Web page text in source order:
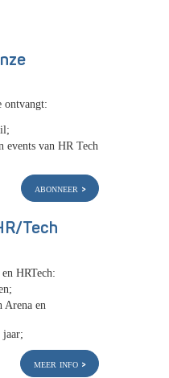
ontvangt:
events van HR Tech
abonneer
Tech
HRTech:
Arena en
jaar;
meer info